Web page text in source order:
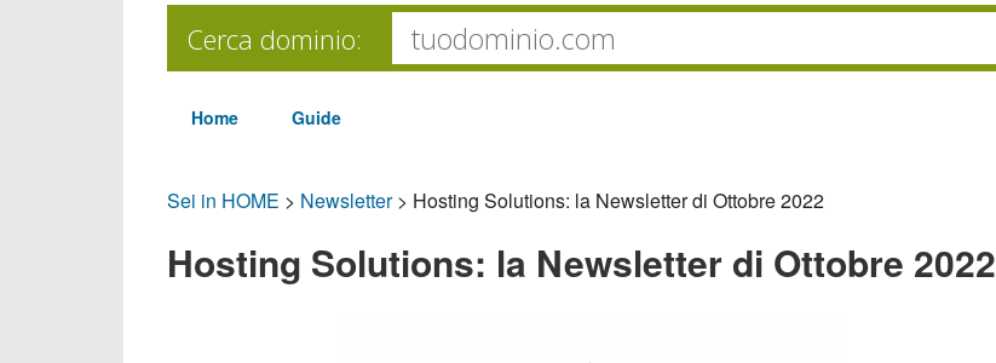
Cerca dominio:
Home Guide
Sei in HOME > Newsletter> Hosting Solutions: la Newsletter di Ottobre 2022
Hosting Solutions: la Newsletter di Ottobre 2022